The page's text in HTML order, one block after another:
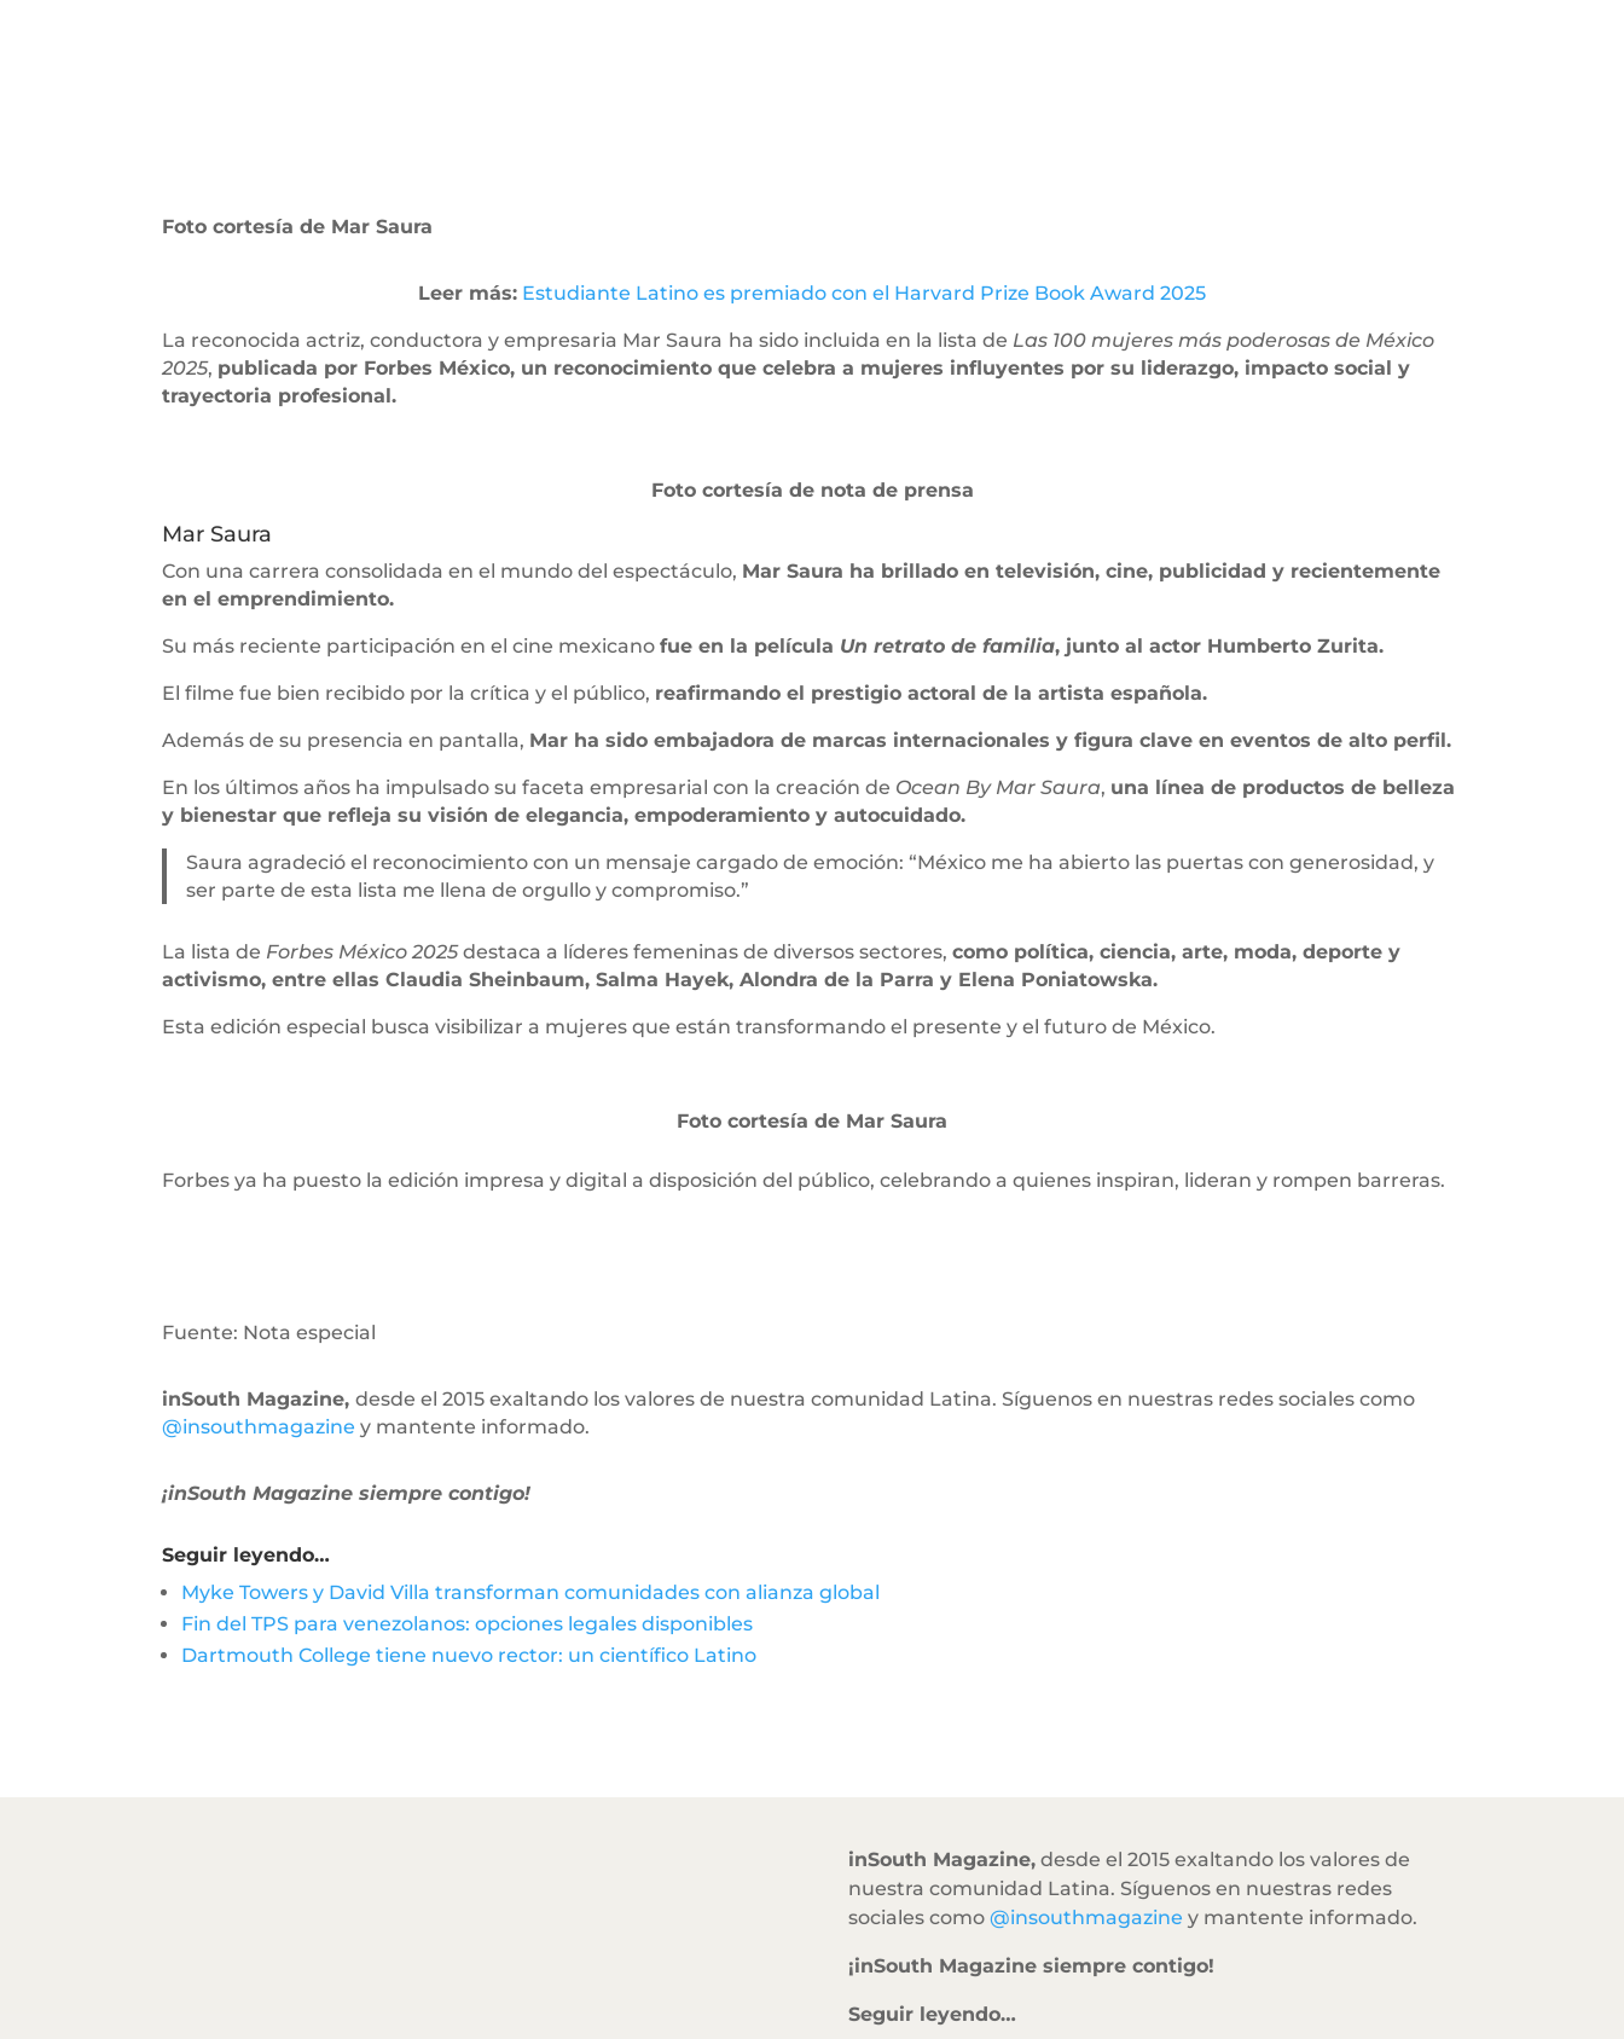
Foto cortesía de Mar Saura
Leer más: Estudiante Latino es premiado con el Harvard Prize Book Award 2025
La reconocida actriz, conductora y empresaria Mar Saura ha sido incluida en la lista de Las 100 mujeres más poderosas de México
2025, publicada por Forbes México, un reconocimiento que celebra a mujeres influyentes por su liderazgo, impacto social y
trayectoria profesional.
Foto cortesía de nota de prensa
Mar Saura
Con una carrera consolidada en el mundo del espectáculo, Mar Saura ha brillado en televisión, cine, publicidad y recientemente
en el emprendimiento.
Su más reciente participación en el cine mexicanofue en la película Un retrato de familia, junto al actor Humberto Zurita.
El filme fue bien recibido por la crítica y el público, reafirmando el prestigio actoral de la artista española.
Además de su presencia en pantalla, Mar ha sido embajadora de marcas internacionales y figura clave en eventos de alto perfil.
En los últimos años ha impulsado su faceta empresarial con la creación de Ocean By Mar Saura, una línea de productos de belleza
y bienestar que refleja su visión de elegancia, empoderamiento y autocuidado.
Saura agradeció el reconocimiento con un mensaje cargado de emoción: “México me ha abierto las puertas con generosidad, y
ser parte de esta lista me llena de orgullo y compromiso.”
La lista de Forbes México 2025destaca a líderes femeninas de diversos sectores,como política, ciencia, arte, moda, deporte y
activismo, entre ellas Claudia Sheinbaum, Salma Hayek, Alondra de la Parra y Elena Poniatowska.
Esta edición especial busca visibilizar a mujeres que están transformando el presente y el futuro de México.
Foto cortesía de Mar Saura
Forbes ya ha puesto la edición impresa y digital a disposición del público, celebrando a quienes inspiran, lideran y rompen barreras.
Fuente: Nota especial
inSouth Magazine,desde el 2015 exaltando los valores de nuestra comunidad Latina. Síguenos en nuestras redes sociales como
@insouthmagazine y mantente informado.
¡inSouth Magazine siempre contigo!
Seguir leyendo…
Myke Towers y David Villa transforman comunidades con alianza global
Fin del TPS para venezolanos: opciones legales disponibles
Dartmouth College tiene nuevo rector: un científico Latino
inSouth Magazine,desde el 2015 exaltando los valores de
nuestra comunidad Latina. Síguenos en nuestras redes
sociales como @insouthmagazine y mantente informado.
¡inSouth Magazine siempre contigo!
Seguir leyendo…